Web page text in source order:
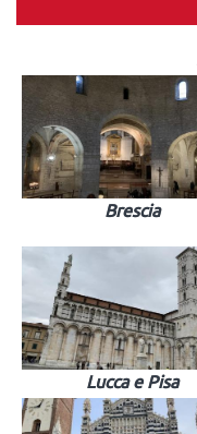
Brescia
Lucca e Pisa